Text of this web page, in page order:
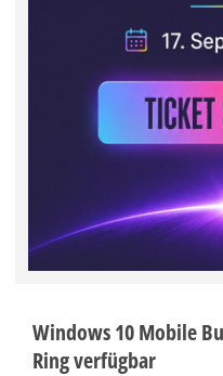
Windows 10 Mobile
Ring verfügbar